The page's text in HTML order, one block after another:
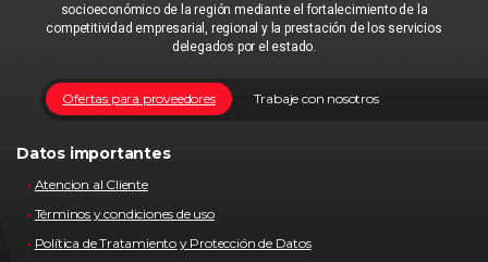
socioeconómico de la región mediante el fortalecimiento de la
competitividad empresarial, regional y la prestación de los servicios
delegados por el estado.
Trabaje con nosotros
Ofertas para proveedores
Datos importantes
Atencion al Cliente
Términos y condiciones de uso
Política de Tratamiento y Protección de Datos